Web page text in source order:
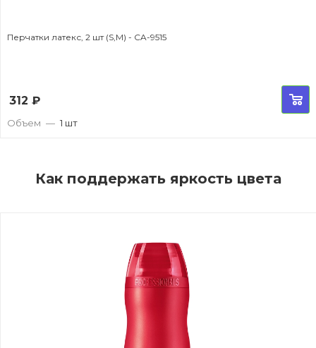
Перчатки латекс, 2 шт (S,M) - CA-9515
312 ₽
Объем — 1 шт
Как поддержать яркость цвета